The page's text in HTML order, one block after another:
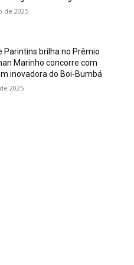
de 2025
Parintins brilha no Prêmio
Marinho concorre com
inovadora do Boi-Bumbá
2025